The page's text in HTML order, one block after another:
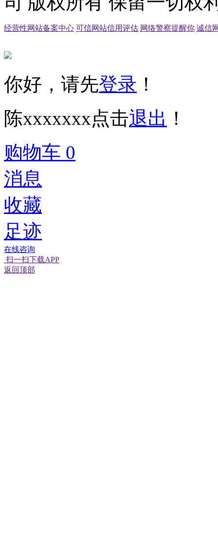
经营性网站备案中心 可信网站信用评估 网络警察提醒你 诚信
你好，请先登录 ！
陈xxxxxxx点击退出 ！
购物车 0
消息
收藏
足迹
在线咨询
扫一扫下载APP
返回顶部